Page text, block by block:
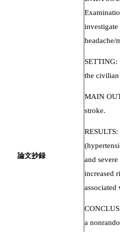
論文抄録
investigate
headache/
SETTING:
the civilian
MAIN
stroke.
and
increased
associated
a